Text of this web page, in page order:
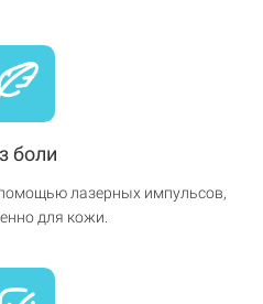
боли
лазерных импульсов,
для кожи.